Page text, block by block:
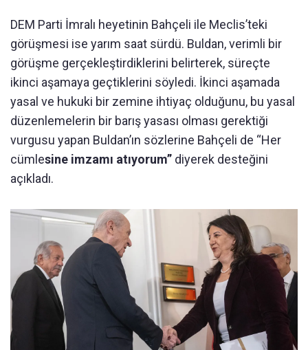
DEM Parti İmralı heyetinin Bahçeli ile Meclis’teki
görüşmesi ise yarım saat sürdü. Buldan, verimli bir
görüşme gerçekleştirdiklerini belirterek, süreçte
ikinci aşamaya geçtiklerini söyledi. İkinci aşamada
yasal ve hukuki bir zemine ihtiyaç olduğunu, bu yasal
düzenlemelerin bir barış yasası olması gerektiği
vurgusu yapan Buldan’ın sözlerine Bahçeli de “Her
cümlesine imzamı atıyorum” diyerek desteğini
açıkladı.